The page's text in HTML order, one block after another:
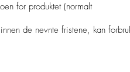
for produktet (normalt
de nevnte fristene, kan